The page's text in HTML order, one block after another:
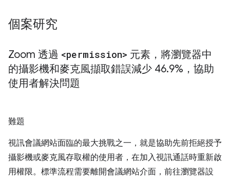
個案研究
Zoom 透過 <permission> 元素，將瀏覽器中
的攝影機和麥克風擷取錯誤減少 46.9%，協助
使用者解決問題
難題
視訊會議網站面臨的最大挑戰之一，就是協助先前拒絕授予
攝影機或麥克風存取權的使用者，在加入視訊通話時重新啟
用權限。標準流程需要離開會議網站介面，前往瀏覽器設